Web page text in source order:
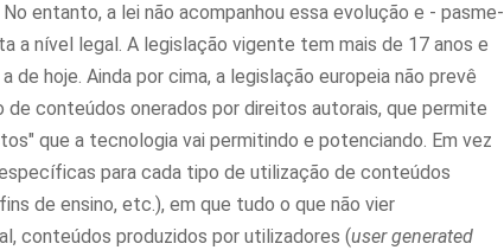
entanto, a lei não acompanhou essa evolução e - pasme-
a nível legal. A legislação vigente tem mais de 17 anos e
hoje. Ainda por cima, a legislação europeia não prevê
conteúdos onerados por direitos autorais, que permite
que a tecnologia vai permitindo e potenciando. Em vez
para cada tipo de utilização de conteúdos
de ensino, etc.), em que tudo o que não vier
conteúdos produzidos por utilizadores (user generated